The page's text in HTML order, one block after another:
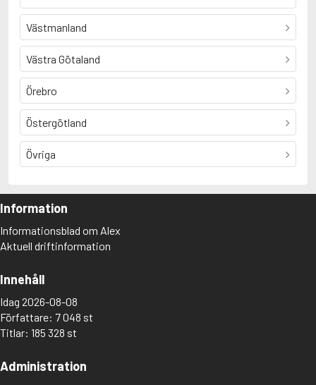
Västmanland
Västra Götaland
Örebro
Östergötland
Övriga
Information
Informationsblad om Alex
Aktuell driftinformation
Innehåll
Idag 2026-08-08
Författare: 7 048 st
Titlar: 185 328 st
Administration